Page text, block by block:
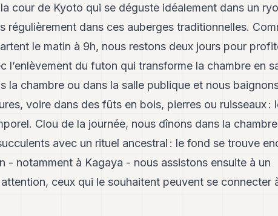
cour de Kyoto qui se déguste idéalement dans un
régulièrement dans ces auberges traditionnelles.
le matin à 9h, nous restons deux jours pour
l’enlèvement du futon qui transforme la chambre en
la chambre ou dans la salle publique et nous
voire dans des fûts en bois, pierres ou ruisseaux :
Clou de la journée, nous dînons dans la chambre
avec un rituel ancestral : le fond se trouve
- notamment à Kagaya - nous assistons ensuite à un
ceux qui le souhaitent peuvent se connecter